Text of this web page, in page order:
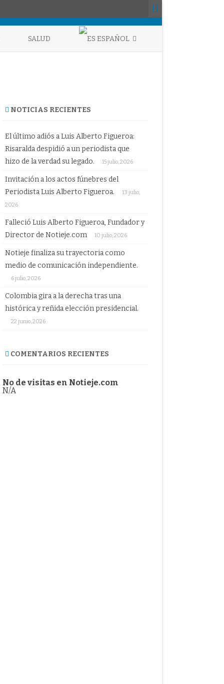
SALUD ESPAÑOL
NOTICIAS RECIENTES
El último adiós a Luis Alberto Figueroa:
Risaralda despidió a un periodista que
hizo de la verdad su legado.
15 julio, 2026
Invitación a los actos fúnebres del
Periodista Luis Alberto Figueroa.
13 julio,
2026
Falleció Luis Alberto Figueroa, Fundador y
Director de Notieje.com
10 julio, 2026
Notieje finaliza su trayectoria como
medio de comunicación independiente.
6 julio, 2026
Colombia gira a la derecha tras una
histórica y reñida elección presidencial.
22 junio, 2026
COMENTARIOS RECIENTES
No de visitas en Notieje.com
N/A